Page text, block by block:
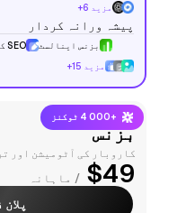
مزید 6+
پیشہ ورانہ کردار
بزنس اینالسٹ
SEO کاپی رائٹر
مزید 15+
+4 000 ٹوکنز
بزنس
کاروبار کی آٹومیشن اور
$49 / ماہانہ